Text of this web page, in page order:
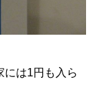
には1円も入ら